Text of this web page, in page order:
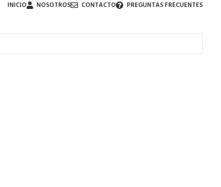
INICIO NOSOTROS CONTACTO
PREGUNTAS FRECUENTES